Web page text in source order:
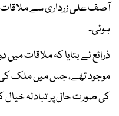
آصف علی زرداری سے ملاقات
ہوئی۔
ذرائع نے بتایا کہ ملاقات
موجود تھے، جس میں ملک
کی صورت حال پر تبادلہ خیال